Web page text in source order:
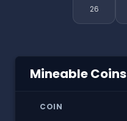
26
Mineable Coins
COIN